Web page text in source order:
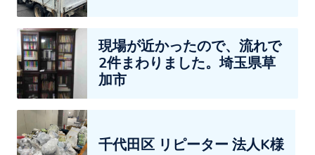
現場が近かったので、流れで
2件まわりました。埼玉県草
加市
千代田区 リピーター 法人K様